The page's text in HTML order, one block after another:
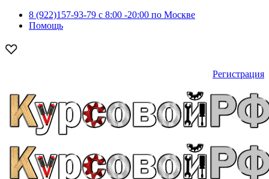
8 (922)157-93-79 c 8:00 -20:00 по Москве
Помощь
Регистрация